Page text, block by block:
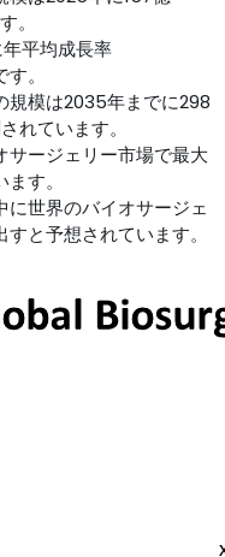
。
平均成長率
。
規模は2035年までに298
れています。
サージェリー市場で最大
す。
世界のバイオサージェ
と予想されています。